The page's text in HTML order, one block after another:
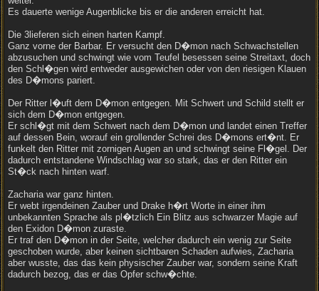
Es dauerte wenige Augenblicke bis er die anderen erreicht hat.
Die 3lieferen sich einen harten Kampf.
Ganz vorne der Barbar. Er versucht den D�mon nach Schwachstellen
abzusuchen und schwingt wie vom Teufel besessen seine Streitaxt, doch
den Schl�gen wird entweder ausgewichen oder von den riesigen Klauen
des D�mons pariert.
Der Ritter l�uft dem D�mon entgegen. Mit Schwert und Schild stellt er
sich dem D�mon entgegen.
Er schl�gt mit dem Schwert nach dem D�mon und landet einen Treffer
auf dessen Bein, worauf ein grollender Schrei des D�mons ert�nt. Er
funkelt den Ritter mit zornigen Augen an und schwingt seine Fl�gel. Der
dadurch entstandene Windschlag war so stark, das er den Ritter ein
St�ck nach hinten warf.
Zacharia war ganz hinten.
Er webt irgendeinen Zauber und Drake h�rt Worte in einer ihm
unbekannten Sprache als pl�tzlich Ein Blitz aus schwarzer Magie auf
den Exidon D�mon zuraste.
Er traf den D�mon in der Seite, welcher dadurch ein wenig zur Seite
geschoben wurde, aber keinen sichtbaren Schaden aufwies, Zacharia
aber wusste, das das kein physischer Zauber war, sondern seine Kraft
dadurch bezog, das er das Opfer schw�chte.